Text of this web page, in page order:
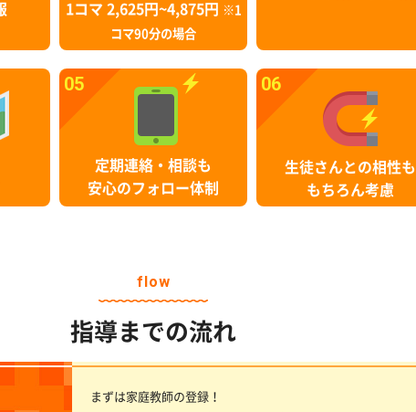
1コマ 2,625円~4,875円
※1
コマ90分の場合
05
定期連絡・相談も
安心のフォロー体制
06
生徒さんとの相性も
もちろん考慮
flow
指導までの流れ
まずは家庭教師の登録！